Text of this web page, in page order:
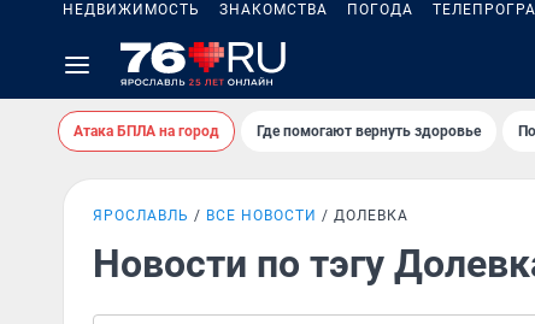
НЕДВИЖИМОСТЬ ЗНАКОМСТВА ПОГОДА
Атака БПЛА на город Где помогают вернуть здоровье
ЯРОСЛАВЛЬ ВСЕ НОВОСТИ ДОЛЕВКА
Новости по тэгу